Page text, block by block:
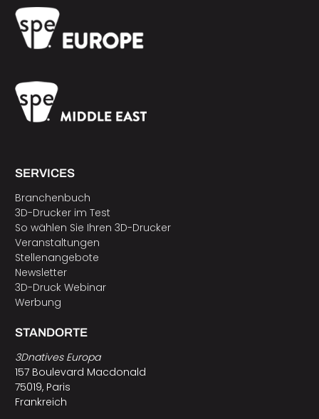
SERVICES
Branchenbuch
3D-Drucker im Test
So wählen Sie Ihren 3D-Drucker
Veranstaltungen
Stellenangebote
Newsletter
3D-Druck Webinar
Werbung
STANDORTE
3Dnatives Europa
157 Boulevard Macdonald
75019, Paris
Frankreich